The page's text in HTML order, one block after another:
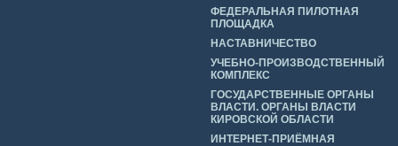
ФЕДЕРАЛЬНАЯ ПИЛОТНАЯ
ПЛОЩАДКА
НАСТАВНИЧЕСТВО
УЧЕБНО-ПРОИЗВОДСТВЕННЫЙ
КОМПЛЕКС
ГОСУДАРСТВЕННЫЕ ОРГАНЫ
ВЛАСТИ. ОРГАНЫ ВЛАСТИ
КИРОВСКОЙ ОБЛАСТИ
ИНТЕРНЕТ-ПРИЁМНАЯ